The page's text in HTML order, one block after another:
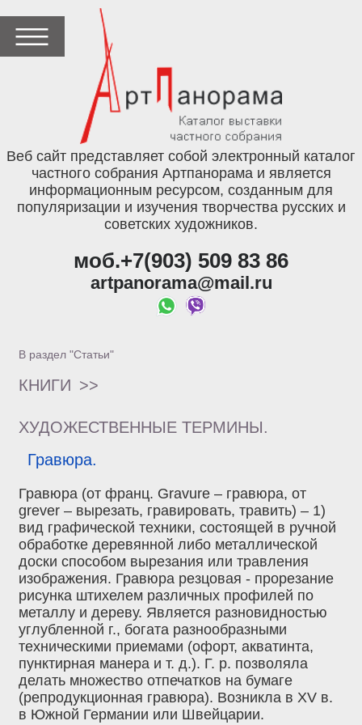
Веб сайт представляет собой электронный каталог
частного собрания Артпанорама и является
информационным ресурсом, созданным для
популяризации и изучения творчества русских и
советских художников.
моб.+7(903) 509 83 86
artpanorama@mail.ru
В раздел "Статьи"
КНИГИ >>
ХУДОЖЕСТВЕННЫЕ ТЕРМИНЫ.
Гравюра.
Гравюра (от франц. Gravure – гравюра, от
grever – вырезать, гравировать, травить) – 1)
вид графической техники, состоящей в ручной
обработке деревянной либо металлической
доски способом вырезания или травления
изображения. Гравюра резцовая - прорезание
рисунка штихелем различных профилей по
металлу и дереву. Является разновидностью
углубленной г., богата разнообразными
техническими приемами (офорт, акватинта,
пунктирная манера и т. д.). Г. р. позволяла
делать множество отпечатков на бумаге
(репродукционная гравюра). Возникла в ХV в.
в Южной Германии или Швейцарии.